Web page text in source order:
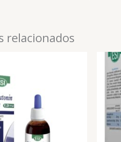
relacionados